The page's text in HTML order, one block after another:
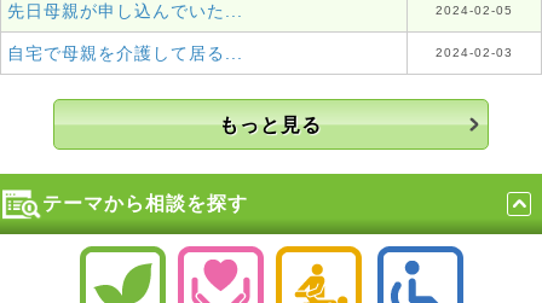
先日母親が申し込んでいた... 2024-02-05
自宅で母親を介護して居る... 2024-02-03
もっと見る
テーマから相談を探す